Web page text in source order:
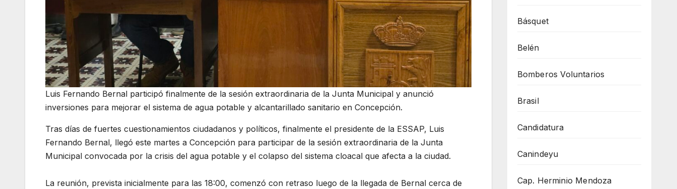
Luis Fernando Bernal participó finalmente de la sesión extraordinaria de la Junta Municipal y anunció
inversiones para mejorar el sistema de agua potable y alcantarillado sanitario en Concepción.
Tras días de fuertes cuestionamientos ciudadanos y políticos, finalmente el presidente de la ESSAP, Luis
Fernando Bernal, llegó este martes a Concepción para participar de la sesión extraordinaria de la Junta
Municipal convocada por la crisis del agua potable y el colapso del sistema cloacal que afecta a la ciudad.
La reunión, prevista inicialmente para las 18:00, comenzó con retraso luego de la llegada de Bernal cerca de
Básquet
Belén
Bomberos Voluntarios
Brasil
Candidatura
Canindeyu
Cap. Herminio Mendoza